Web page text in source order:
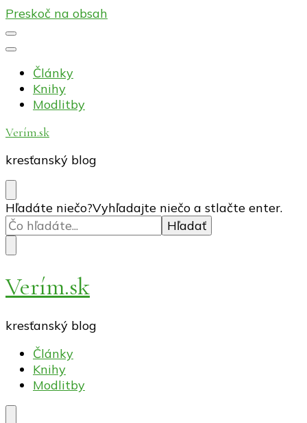
Preskoč na obsah
Články
Knihy
Modlitby
Verím.sk
kresťanský blog
Hľadáte niečo?Vyhľadajte niečo a stlačte enter.
Verím.sk
kresťanský blog
Články
Knihy
Modlitby